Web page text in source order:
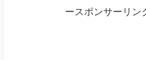
ースポンサーリン